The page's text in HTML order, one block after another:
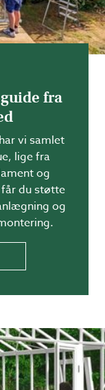
fra
vi samlet
lige fra
og
du støtte
og